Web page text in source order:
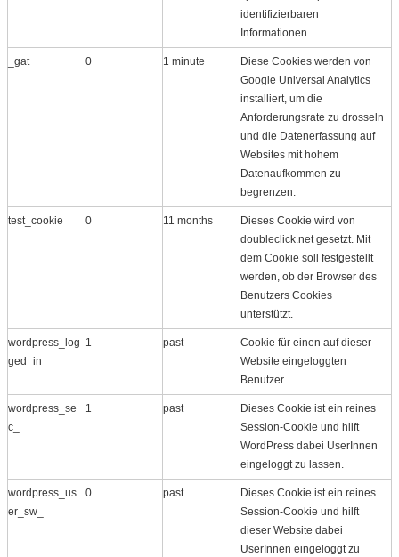
identifizierbaren
Informationen.
_gat 0 1 minute
Diese Cookies werden von
Google Universal Analytics
installiert, um die
Anforderungsrate zu drosseln
und die Datenerfassung auf
Websites mit hohem
Datenaufkommen zu
begrenzen.
test_cookie 0 11 months
Dieses Cookie wird von
doubleclick.net gesetzt. Mit
dem Cookie soll festgestellt
werden, ob der Browser des
Benutzers Cookies
unterstützt.
wordpress_log
ged_in_
1 past
Cookie für einen auf dieser
Website eingeloggten
Benutzer.
wordpress_se
c_
1 past
Dieses Cookie ist ein reines
Session-Cookie und hilft
WordPress dabei UserInnen
eingeloggt zu lassen.
wordpress_us
er_sw_
0 past
Dieses Cookie ist ein reines
Session-Cookie und hilft
dieser Website dabei
UserInnen eingeloggt zu